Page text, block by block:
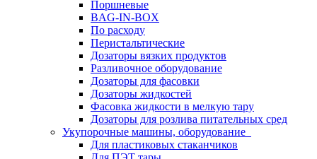
Поршневые
BAG-IN-BOX
По расходу
Перистальтические
Дозаторы вязких продуктов
Разливочное оборудование
Дозаторы для фасовки
Дозаторы жидкостей
Фасовка жидкости в мелкую тару
Дозаторы для розлива питательных сред
Укупорочные машины, оборудование
Для пластиковых стаканчиков